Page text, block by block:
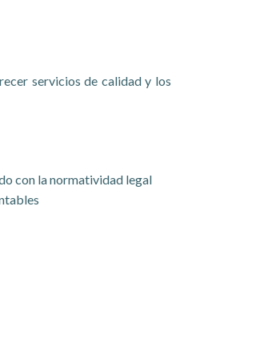
servicios de calidad y los
con la normatividad legal